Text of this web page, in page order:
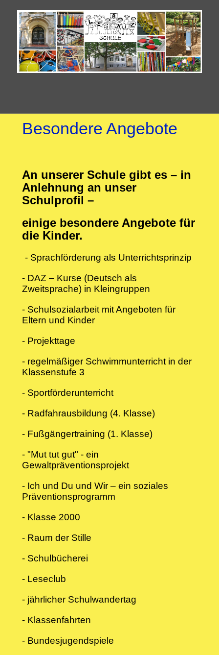
Besondere Angebote
An unserer Schule gibt es – in
Anlehnung an unser
Schulprofil –
einige besondere Angebote für
die Kinder.
- Sprachförderung als Unterrichtsprinzip
- DAZ – Kurse (Deutsch als
Zweitsprache) in Kleingruppen
- Schulsozialarbeit mit Angeboten für
Eltern und Kinder
- Projekttage
- regelmäßiger Schwimmunterricht in der
Klassenstufe 3
- Sportförderunterricht
- Radfahrausbildung (4. Klasse)
- Fußgängertraining (1. Klasse)
- "Mut tut gut" - ein
Gewaltpräventionsprojekt
- Ich und Du und Wir – ein soziales
Präventionsprogramm
- Klasse 2000
- Raum der Stille
- Schulbücherei
- Leseclub
- jährlicher Schulwandertag
- Klassenfahrten
- Bundesjugendspiele